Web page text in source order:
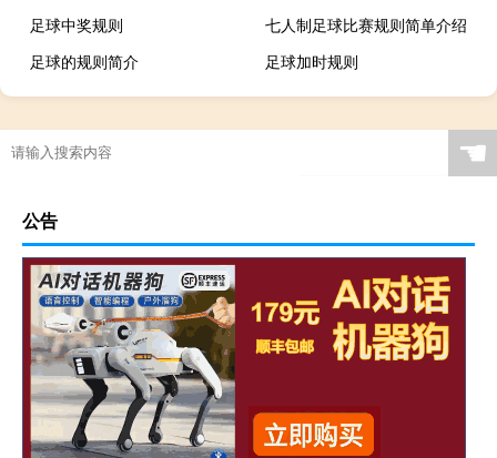
足球中奖规则
七人制足球比赛规则简单介绍
足球的规则简介
足球加时规则
踢足球的比赛规则
五人制足球 规则
最新足球规则
足球小场规则
足球规则详解
食品低于检出限是不是未检出（食品中的方法检出限是什么意思）
春节去莱芜旅游多少钱
家庭电路的组成
解说足球
过年买砂糖橘瓜子还有什么
nba足球直播
逗比足球
C语言到底是什么
☚
公告